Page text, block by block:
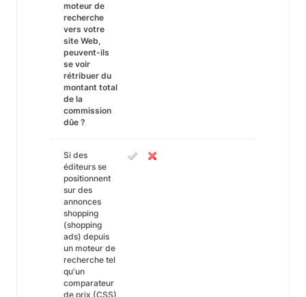
moteur de
recherche
vers votre
site Web,
peuvent-ils
se voir
rétribuer du
montant total
de la
commission
dûe ?
Si des
éditeurs se
positionnent
sur des
annonces
shopping
(shopping
ads) depuis
un moteur de
recherche tel
qu'un
comparateur
de prix (CSS),